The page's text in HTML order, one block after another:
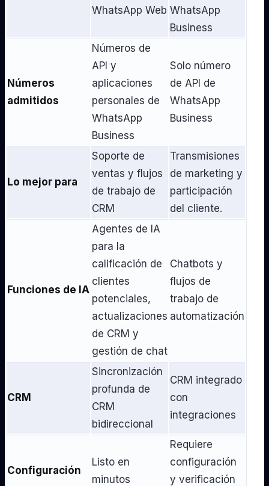
WhatsApp Web WhatsApp
Business
Números
admitidos
Números de
API y
aplicaciones
personales de
WhatsApp
Business
Solo número
de API de
WhatsApp
Business
Lo mejor para
Soporte de
ventas y flujos
de trabajo de
CRM
Transmisiones
de marketing y
participación
del cliente.
Funciones de IA
Agentes de IA
para la
calificación de
clientes
potenciales,
actualizaciones
de CRM y
gestión de chat
Chatbots y
flujos de
trabajo de
automatización
CRM
Sincronización
profunda de
CRM
bidireccional
CRM integrado
con
integraciones
Configuración
Listo en
minutos
Requiere
configuración
y verificación